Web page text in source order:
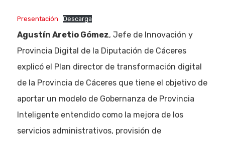
Presentación Descarga
Agustín Aretio Gómez, Jefe de Innovación y
Provincia Digital de la Diputación de Cáceres
explicó el Plan director de transformación digital
de la Provincia de Cáceres que tiene el objetivo de
aportar un modelo de Gobernanza de Provincia
Inteligente entendido como la mejora de los
servicios administrativos, provisión de